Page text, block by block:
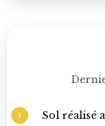
Sol réalisé